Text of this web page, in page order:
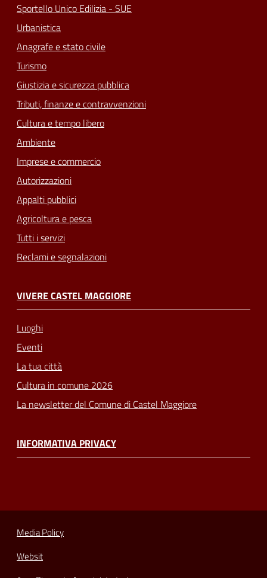
Sportello Unico Edilizia - SUE
Urbanistica
Anagrafe e stato civile
Turismo
Giustizia e sicurezza pubblica
Tributi, finanze e contravvenzioni
Cultura e tempo libero
Ambiente
Imprese e commercio
Autorizzazioni
Appalti pubblici
Agricoltura e pesca
Tutti i servizi
Reclami e segnalazioni
VIVERE CASTEL MAGGIORE
Luoghi
Eventi
La tua città
Cultura in comune 2026
La newsletter del Comune di Castel Maggiore
INFORMATIVA PRIVACY
Media Policy
Websit